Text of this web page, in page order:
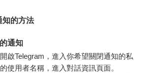
知的方法
通知
開啟Telegram，進入你希望關閉通知的私
使用者名稱，進入對話資訊頁面。